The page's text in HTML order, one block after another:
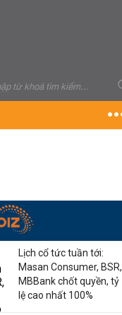
Lịch cổ tức tuần tới:
Masan Consumer, BSR,
MBBank chốt quyền, tỷ
lệ cao nhất 100%